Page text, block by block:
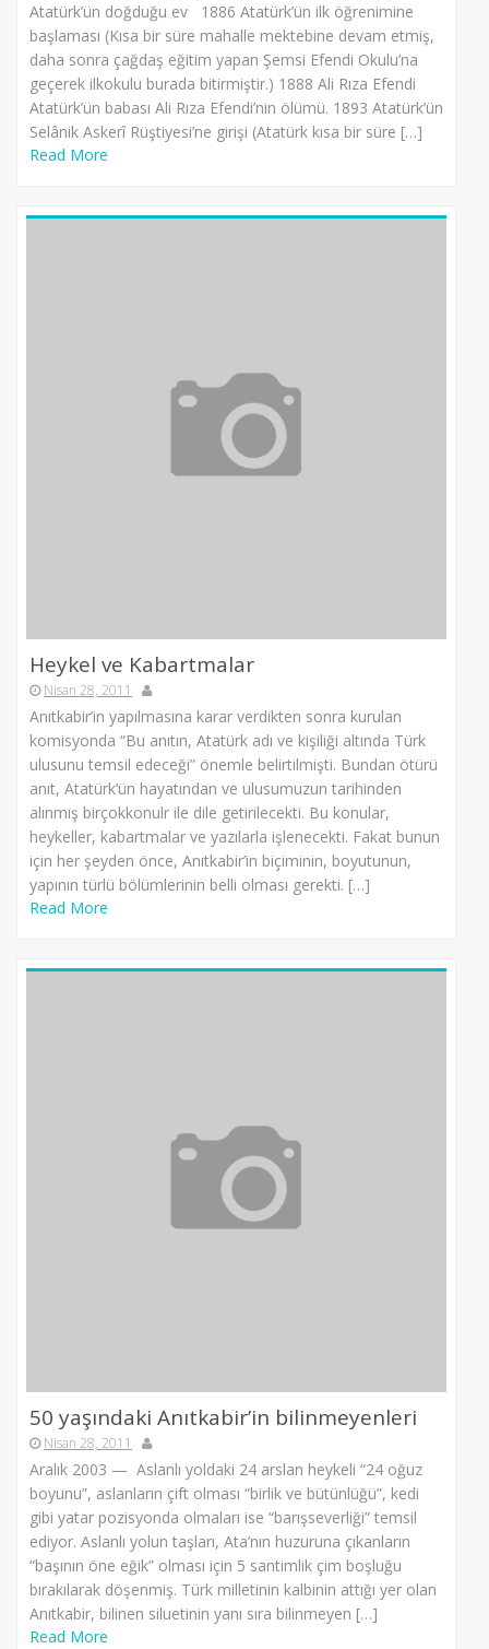
Atatürk’ün doğduğu ev 1886 Atatürk’ün ilk öğrenimine
başlaması (Kısa bir süre mahalle mektebine devam etmiş,
daha sonra çağdaş eğitim yapan Şemsi Efendi Okulu’na
geçerek ilkokulu burada bitirmiştir.) 1888 Ali Rıza Efendi
Atatürk’ün babası Ali Rıza Efendi’nin ölümü. 1893 Atatürk’ün
Selânik Askerî Rüştiyesi’ne girişi (Atatürk kısa bir süre […]
Read More
Heykel ve Kabartmalar
Nisan 28, 2011
Anıtkabir’in yapılmasına karar verdikten sonra kurulan
komisyonda “Bu anıtın, Atatürk adı ve kişiliği altında Türk
ulusunu temsil edeceği” önemle belirtilmişti. Bundan ötürü
anıt, Atatürk’ün hayatından ve ulusumuzun tarihinden
alınmış birçokkonulr ile dile getirilecekti. Bu konular,
heykeller, kabartmalar ve yazılarla işlenecekti. Fakat bunun
için her şeyden önce, Anıtkabir’in biçiminin, boyutunun,
yapının türlü bölümlerinin belli olması gerekti. […]
Read More
50 yaşındaki Anıtkabir’in bilinmeyenleri
Nisan 28, 2011
Aralık 2003 — Aslanlı yoldaki 24 arslan heykeli “24 oğuz
boyunu”, aslanların çift olması “birlik ve bütünlüğü”, kedi
gibi yatar pozisyonda olmaları ise “barışseverliği” temsil
ediyor. Aslanlı yolun taşları, Ata’nın huzuruna çıkanların
“başının öne eğik” olması için 5 santimlik çim boşluğu
bırakılarak döşenmiş. Türk milletinin kalbinin attığı yer olan
Anıtkabir, bilinen siluetinin yanı sıra bilinmeyen […]
Read More